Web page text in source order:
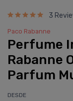
3
Paco Rabanne
Perfume
Rabanne
Parfum
DESDE